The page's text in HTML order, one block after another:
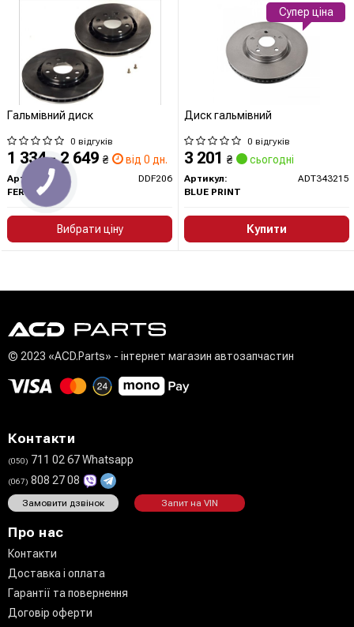
Гальмівний диск
0 відгуків
1 334 - 2 649 ₴ від 0 дн.
Артикул:
DDF206
FERODO
Вибрати ціну
Диск гальмівний
0 відгуків
3 201 ₴ сьогодні
Артикул:
ADT343215
BLUE PRINT
Купити
Супер ціна
© 2023 «ACD.Parts» - інтернет магазин автозапчастин
Контакти
(050) 711 02 67 Whatsapp
(067) 808 27 08
Замовити дзвінок Запит на VIN
Про нас
Контакти
Доставка і оплата
Гарантії та повернення
Договір оферти